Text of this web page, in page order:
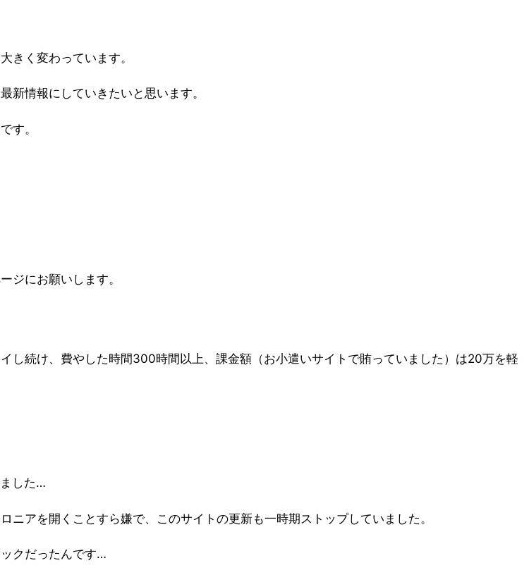
きく変わっています。
新情報にしていきたいと思います。
す。
ジにお願いします。
し続け、費やした時間300時間以上、課金額（お小遣いサイトで賄っていました）は20万を軽
した…
アを開くことすら嫌で、このサイトの更新も一時期ストップしていました。
クだったんです…